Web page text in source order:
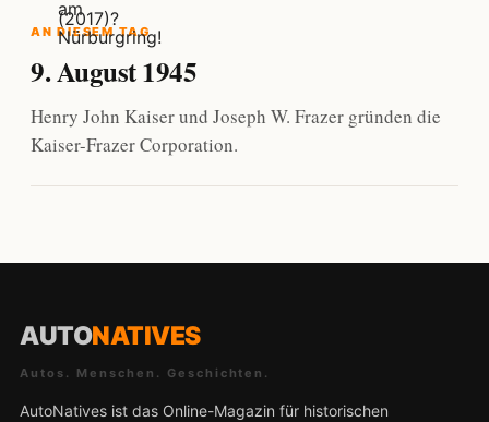
AN DIESEM TAG
9. August 1945
Henry John Kaiser und Joseph W. Frazer gründen die
Kaiser-Frazer Corporation.
AUTONATIVES
Autos. Menschen. Geschichten.
AutoNatives ist das Online-Magazin für historischen